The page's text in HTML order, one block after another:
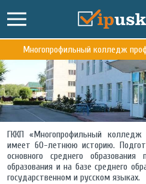
Многопрофильный колледж
ГККП «Многопрофильный колледж
имеет 60-летнюю историю.
основного среднего
образования и на базе среднего
государственном и русском языках.